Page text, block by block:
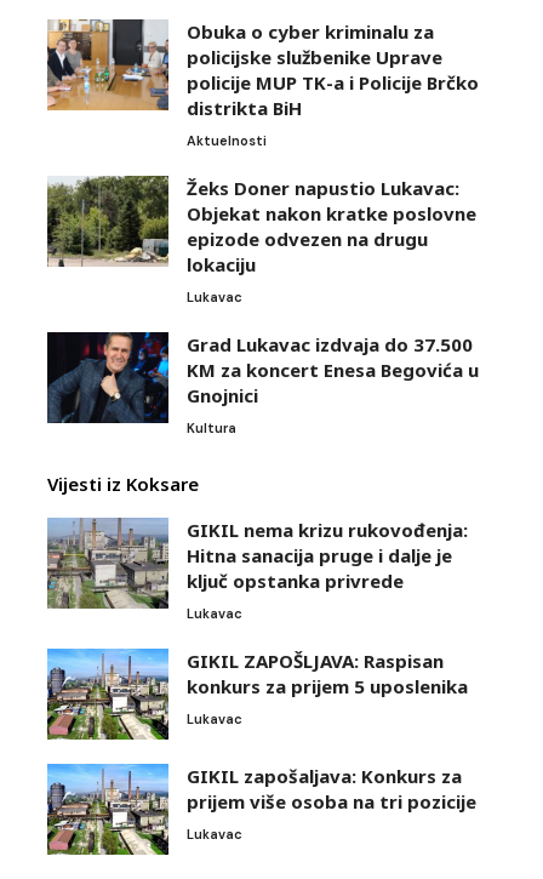
Obuka o cyber kriminalu za
policijske službenike Uprave
policije MUP TK-a i Policije Brčko
distrikta BiH
Aktuelnosti
Žeks Doner napustio Lukavac:
Objekat nakon kratke poslovne
epizode odvezen na drugu
lokaciju
Lukavac
Grad Lukavac izdvaja do 37.500
KM za koncert Enesa Begovića u
Gnojnici
Kultura
Vijesti iz Koksare
GIKIL nema krizu rukovođenja:
Hitna sanacija pruge i dalje je
ključ opstanka privrede
Lukavac
GIKIL ZAPOŠLJAVA: Raspisan
konkurs za prijem 5 uposlenika
Lukavac
GIKIL zapošaljava: Konkurs za
prijem više osoba na tri pozicije
Lukavac